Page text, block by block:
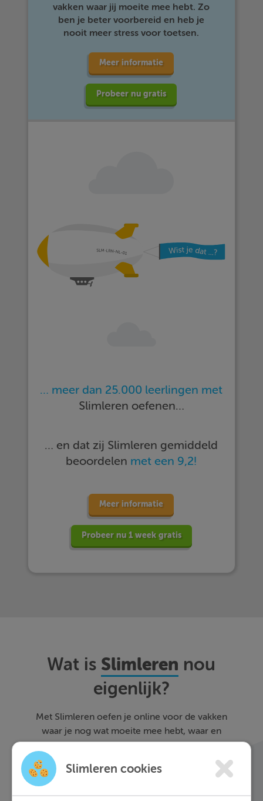
vakken waar jij moeite mee hebt. Zo
ben je beter voorbereid en heb je
nooit meer stress voor toetsen.
Meer informatie
Probeer nu gratis
… meer dan 25.000 leerlingen met
Slimleren oefenen…
… en dat zij Slimleren gemiddeld
beoordelen met een 9,2!
Meer informatie
Probeer nu 1 week gratis
Wat is Slimleren nou
eigenlijk?
Met Slimleren oefen je online voor de vakken
waar je nog wat moeite mee hebt, waar en
wanneer je maar wilt. Theorie-uitleg, video-
colleges, vuistregels en meer helpen jou om de
stof sneller te begrijpen. Daarnaast krijg je bij
ieder fout gegeven antwoord direct een heldere
Slimleren cookies